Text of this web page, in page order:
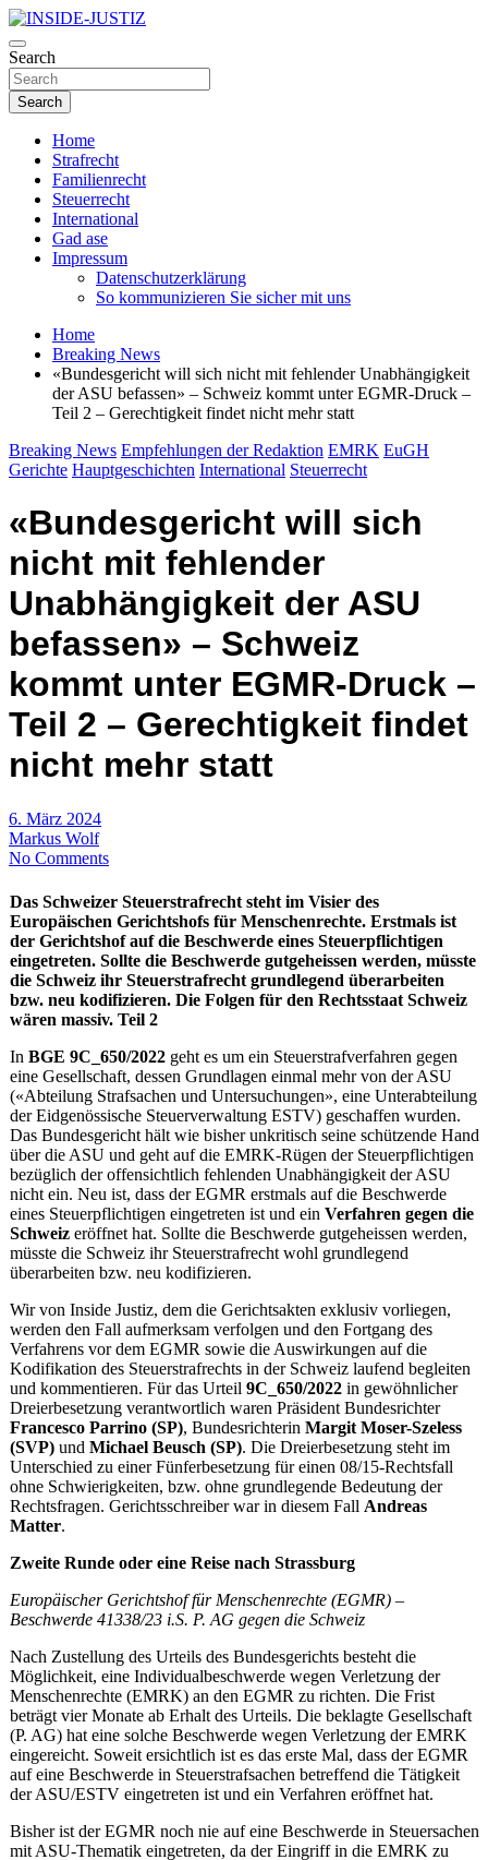
Skip
to
content
INSIDE-JUSTIZ
Investigativer Journalismus zur Dritten Gewalt
Search
Search
Home
Strafrecht
Familienrecht
Steuerrecht
International
Gad ase
Impressum
Datenschutzerklärung
So kommunizieren Sie sicher mit uns
Home
Breaking News
«Bundesgericht will sich nicht mit fehlender Unabhängigkeit
der ASU befassen» – Schweiz kommt unter EGMR-Druck –
Teil 2 – Gerechtigkeit findet nicht mehr statt
Breaking News Empfehlungen der Redaktion EMRK EuGH
Gerichte Hauptgeschichten International Steuerrecht
«Bundesgericht will sich
nicht mit fehlender
Unabhängigkeit der ASU
befassen» – Schweiz
kommt unter EGMR-Druck –
Teil 2 – Gerechtigkeit findet
nicht mehr statt
6. März 2024
Markus Wolf
No Comments
Das Schweizer Steuerstrafrecht steht im Visier des
Europäischen Gerichtshofs für Menschenrechte. Erstmals ist
der Gerichtshof auf die Beschwerde eines Steuerpflichtigen
eingetreten. Sollte die Beschwerde gutgeheissen werden, müsste
die Schweiz ihr Steuerstrafrecht grundlegend überarbeiten
bzw. neu kodifizieren. Die Folgen für den Rechtsstaat Schweiz
wären massiv. Teil 2
In BGE 9C_650/2022 geht es um ein Steuerstrafverfahren gegen
eine Gesellschaft, dessen Grundlagen einmal mehr von der ASU
(«Abteilung Strafsachen und Untersuchungen», eine Unterabteilung
der Eidgenössische Steuerverwaltung ESTV) geschaffen wurden.
Das Bundesgericht hält wie bisher unkritisch seine schützende Hand
über die ASU und geht auf die EMRK-Rügen der Steuerpflichtigen
bezüglich der offensichtlich fehlenden Unabhängigkeit der ASU
nicht ein. Neu ist, dass der EGMR erstmals auf die Beschwerde
eines Steuerpflichtigen eingetreten ist und ein Verfahren gegen die
Schweiz eröffnet hat. Sollte die Beschwerde gutgeheissen werden,
müsste die Schweiz ihr Steuerstrafrecht wohl grundlegend
überarbeiten bzw. neu kodifizieren.
Wir von Inside Justiz, dem die Gerichtsakten exklusiv vorliegen,
werden den Fall aufmerksam verfolgen und den Fortgang des
Verfahrens vor dem EGMR sowie die Auswirkungen auf die
Kodifikation des Steuerstrafrechts in der Schweiz laufend begleiten
und kommentieren. Für das Urteil 9C_650/2022 in gewöhnlicher
Dreierbesetzung verantwortlich waren Präsident Bundesrichter
Francesco Parrino (SP), Bundesrichterin Margit Moser-Szeless
(SVP) und Michael Beusch (SP). Die Dreierbesetzung steht im
Unterschied zu einer Fünferbesetzung für einen 08/15-Rechtsfall
ohne Schwierigkeiten, bzw. ohne grundlegende Bedeutung der
Rechtsfragen. Gerichtsschreiber war in diesem Fall Andreas
Matter.
Zweite Runde oder eine Reise nach Strassburg
Europäischer Gerichtshof für Menschenrechte (EGMR) –
Beschwerde 41338/23 i.S. P. AG gegen die Schweiz
Nach Zustellung des Urteils des Bundesgerichts besteht die
Möglichkeit, eine Individualbeschwerde wegen Verletzung der
Menschenrechte (EMRK) an den EGMR zu richten. Die Frist
beträgt vier Monate ab Erhalt des Urteils. Die beklagte Gesellschaft
(P. AG) hat eine solche Beschwerde wegen Verletzung der EMRK
eingereicht. Soweit ersichtlich ist es das erste Mal, dass der EGMR
auf eine Beschwerde in Steuerstrafsachen betreffend die Tätigkeit
der ASU/ESTV eingetreten ist und ein Verfahren eröffnet hat.
Bisher ist der EGMR noch nie auf eine Beschwerde in Steuersachen
mit ASU-Thematik eingetreten, da der Eingriff in die EMRK zu